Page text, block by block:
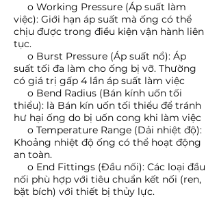
o Working Pressure (Áp suất làm
việc): Giới hạn áp suất mà ống có thể
chịu được trong điều kiện vận hành liên
tục.
o Burst Pressure (Áp suất nổ): Áp
suất tối đa làm cho ống bị vỡ. Thường
có giá trị gấp 4 lần áp suất làm việc
o Bend Radius (Bán kính uốn tối
thiểu): là Bán kín uốn tối thiểu để tránh
hư hại ống do bị uốn cong khi làm việc
o Temperature Range (Dải nhiệt độ):
Khoảng nhiệt độ ống có thể hoạt động
an toàn.
o End Fittings (Đầu nối): Các loại đầu
nối phù hợp với tiêu chuẩn kết nối (ren,
bặt bích) với thiết bị thủy lực.